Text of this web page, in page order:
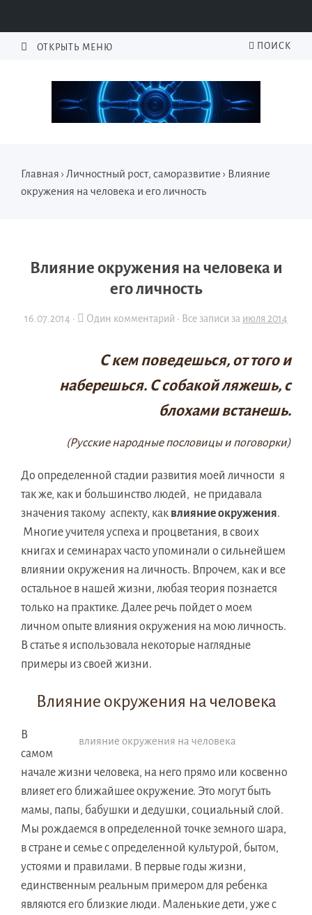
ОТКРЫТЬ МЕНЮ ПОИСК
Главная › Личностный рост, саморазвитие › Влияние
окружения на человека и его личность
Влияние окружения на человека и
его личность
16.07.2014 · Один комментарий · Все записи за июля 2014
С кем поведешься, от того и
наберешься. С собакой ляжешь, с
блохами встанешь.
(Русские народные пословицы и поговорки)
До определенной стадии развития моей личности я
так же, как и большинство людей, не придавала
значения такому аспекту, как влияние окружения.
Многие учителя успеха и процветания, в своих
книгах и семинарах часто упоминали о сильнейшем
влиянии окружения на личность. Впрочем, как и все
остальное в нашей жизни, любая теория познается
только на практике. Далее речь пойдет о моем
личном опыте влияния окружения на мою личность.
В статье я использовала некоторые наглядные
примеры из своей жизни.
Влияние окружения на человека
влияние окружения на человека
В
самом
начале жизни человека, на него прямо или косвенно
влияет его ближайшее окружение. Это могут быть
мамы, папы, бабушки и дедушки, социальный слой.
Мы рождаемся в определенной точке земного шара,
в стране и семье с определенной культурой, бытом,
устоями и правилами. В первые годы жизни,
единственным реальным примером для ребенка
являются его близкие люди. Маленькие дети, уже с